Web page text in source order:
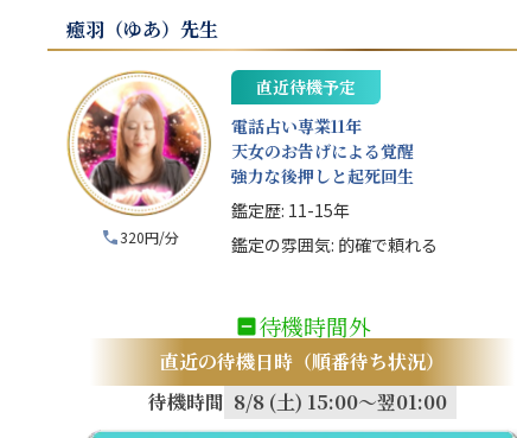
癒羽（ゆあ） 先生
320円/分
直近待機予定
電話占い専業11年
天女のお告げによる覚醒
強力な後押しと起死回生
鑑定歴: 11-15年
鑑定の雰囲気: 的確で頼れる
待機時間外
直近の待機日時（順番待ち状況）
待機時間 8/8 (土) 15:00～翌01:00